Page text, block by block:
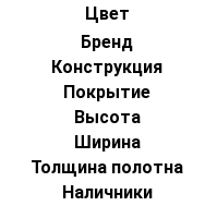
Цвет
Бренд
Конструкция
Покрытие
Высота
Ширина
Толщина полотна
Наличники